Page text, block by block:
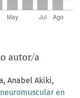
autor/a
Anabel Akiki,
en